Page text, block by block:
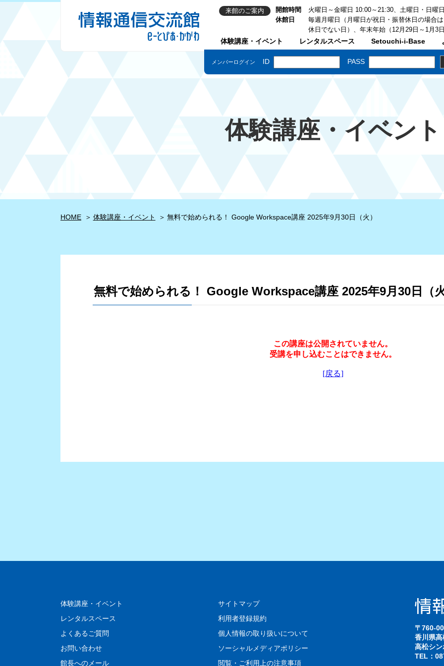
体験講座・イベント レンタルスペース Setouchi-i-Base
来館のご案内 開館時間
火曜日～金曜日 10:00～21:30、土曜日・日曜
休館日
毎週月曜日（月曜日が祝日・振替休日の場合
休日でない日）、年末年始（12月29日～1月3
体験講座・イベント
HOME 体験講座・イベント 無料で始められる！ Google Workspace講座 2025年9月30日（火）
無料で始められる！ Google Workspace講座 2025年9月30日（
体験講座・イベント
レンタルスペース
よくあるご質問
お問い合わせ
館長へのメール
サイトマップ
利用者登録規約
個人情報の取り扱いについて
ソーシャルメディアポリシー
閲覧・ご利用上の注意事項
〒760-
香川県
高松シ
TEL：